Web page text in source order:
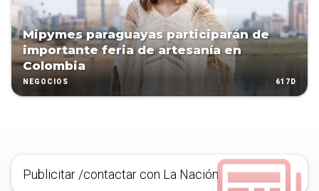
Mipymes paraguayas participarán de
importante feria de artesanía en
Colombia
NEGOCIOS 617D
Publicitar /contactar con La Nación